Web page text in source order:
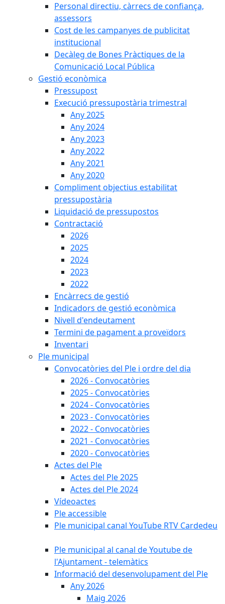
Personal directiu, càrrecs de confiança,
assessors
Cost de les campanyes de publicitat
institucional
Decàleg de Bones Pràctiques de la
Comunicació Local Pública
Gestió econòmica
Pressupost
Execució pressupostària trimestral
Any 2025
Any 2024
Any 2023
Any 2022
Any 2021
Any 2020
Compliment objectius estabilitat
pressupostària
Liquidació de pressupostos
Contractació
2026
2025
2024
2023
2022
Encàrrecs de gestió
Indicadors de gestió econòmica
Nivell d'endeutament
Termini de pagament a proveïdors
Inventari
Ple municipal
Convocatòries del Ple i ordre del dia
2026 - Convocatòries
2025 - Convocatòries
2024 - Convocatòries
2023 - Convocatòries
2022 - Convocatòries
2021 - Convocatòries
2020 - Convocatòries
Actes del Ple
Actes del Ple 2025
Actes del Ple 2024
Vídeoactes
Ple accessible
Ple municipal canal YouTube RTV Cardedeu
Ple municipal al canal de Youtube de
l'Ajuntament - telemàtics
Informació del desenvolupament del Ple
Any 2026
Maig 2026